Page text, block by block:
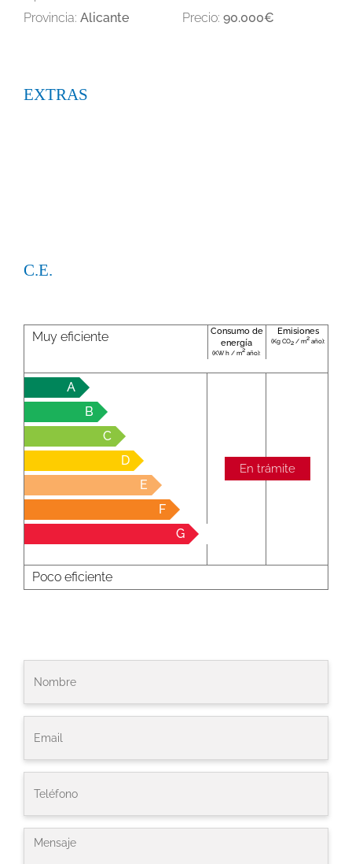
Provincia: Alicante
Precio: 90.000€
EXTRAS
C.E.
Muy eficiente
Consumo de
energía
(KW h / m2 año):
Emisiones
(Kg CO2/ m2año):
A
B
C
D
E
F
G
Poco eficiente
En trámite